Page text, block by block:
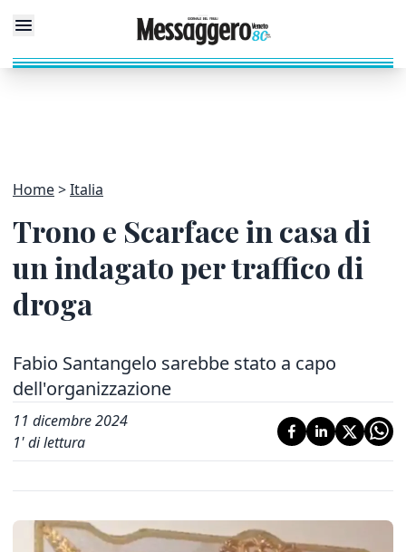
Home Italia
Trono e Scarface in casa di
un indagato per traffico di
droga
Fabio Santangelo sarebbe stato a capo
dell'organizzazione
11 dicembre 2024
1' di lettura